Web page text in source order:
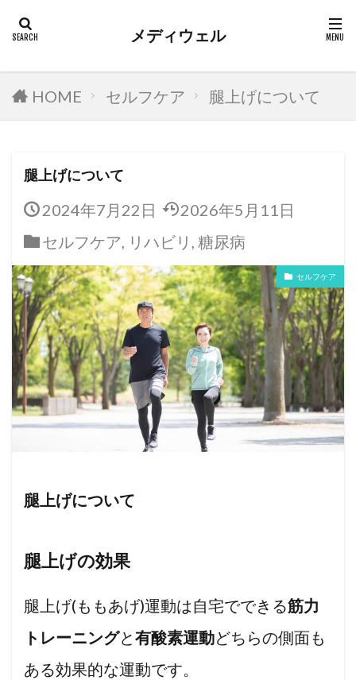
メディウェル
HOME セルフケア 腿上げについて
腿上げについて
2024年7月22日
2026年5月11日
セルフケア, リハビリ , 糖尿病
セルフケア
腿上げについて
腿上げの効果
腿上げ(ももあげ)運動は自宅でできる筋力
トレーニングと有酸素運動どちらの側面も
ある効果的な運動です。
検索